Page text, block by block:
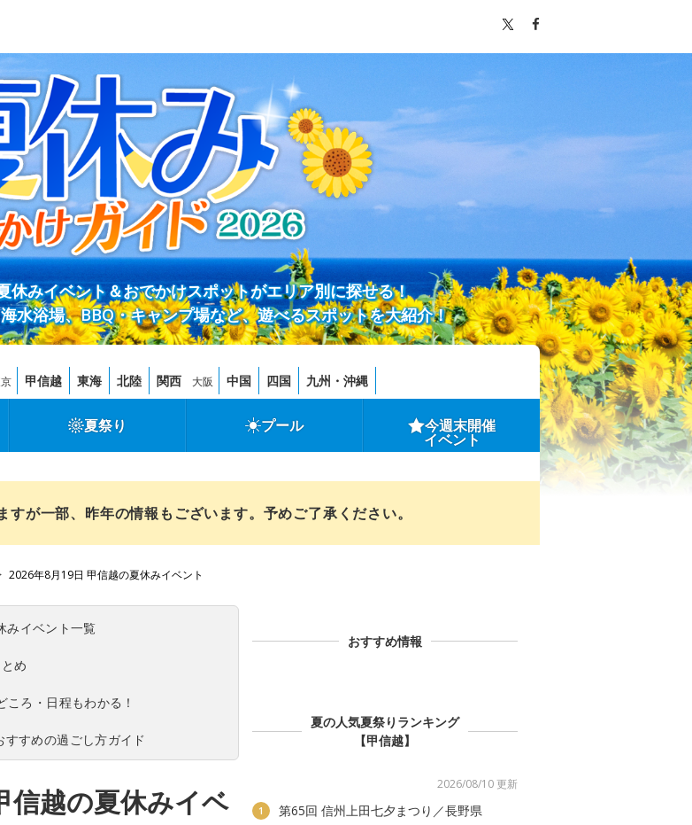
休みイベント＆おでかけスポットがエリア別に探せる！
水浴場、BBQ・キャンプ場など、遊べるスポットを大紹介！
甲信越 東海 北陸 関西 大阪 中国 四国 九州・沖縄
夏祭り プール 今週末開催
イベント
が一部、昨年の情報もございます。予めご了承ください。
2026年8月19日 甲信越の夏休みイベント
みイベント一覧
め
ころ・日程もわかる！
すすめの過ごし方ガイド
信越の夏休みイベ
おすすめ情報
夏の人気夏祭りランキング
【甲信越】
2026/08/10 更新
1 第65回 信州上田七夕まつり／長野県